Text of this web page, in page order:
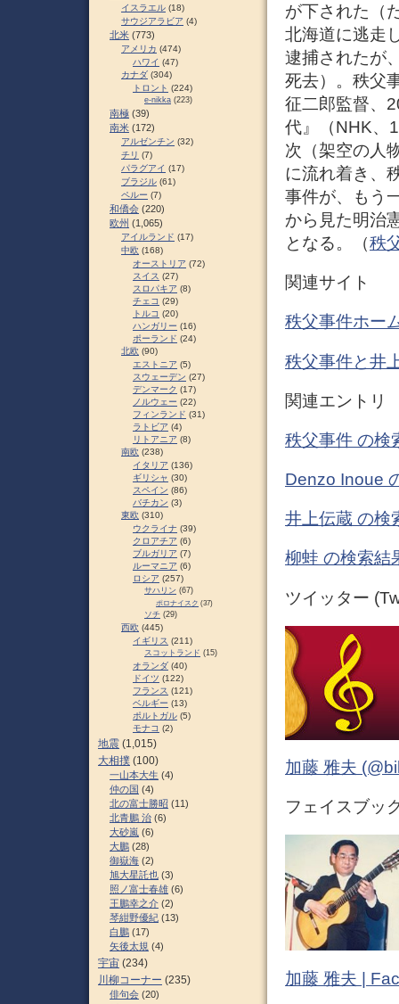
が下された（
北海道に逃走
逮捕されたが
死去）。秩父
征二郎監督、
代』（NHK、
次（架空の人
に流れ着き、
事件が、もう
から見た明治
となる。（秩
関連サイト
秩父事件ホー
秩父事件と井
関連エントリ
秩父事件 の検
Denzo Inoue
井上伝蔵 の検
柳蛙 の検索結
ツイッター
加藤 雅夫
フェイスブッ
加藤 雅夫 |
イスラエル (18)
サウジアラビア (4)
北米 (773)
アメリカ (474)
ハワイ (47)
カナダ (304)
トロント (224)
e-nikka (223)
南極 (39)
南米 (172)
アルゼンチン (32)
チリ (7)
パラグアイ (17)
ブラジル (61)
ペルー (7)
和僑会 (220)
欧州 (1,065)
アイルランド (17)
中欧 (168)
オーストリア (72)
スイス (27)
スロパキア (8)
チェコ (29)
トルコ (20)
ハンガリー (16)
ポーランド (24)
北欧 (90)
エストニア (5)
スウェーデン (27)
デンマーク (17)
ノルウェー (22)
フィンランド (31)
ラトビア (4)
リトアニア (8)
南欧 (238)
イタリア (136)
ギリシャ (30)
スペイン (86)
バチカン (3)
東欧 (310)
ウクライナ (39)
クロアチア (6)
ブルガリア (7)
ルーマニア (6)
ロシア (257)
サハリン (67)
ポロナイスク (37)
ソチ (29)
西欧 (445)
イギリス (211)
スコットランド (15)
オランダ (40)
ドイツ (122)
フランス (121)
ベルギー (13)
ポルトガル (5)
モナコ (2)
地震 (1,015)
大相撲 (100)
一山本大生 (4)
仲の国 (4)
北の富士勝昭 (11)
北青鵬 治 (6)
大砂嵐 (6)
大鵬 (28)
御嶽海 (2)
旭大星託也 (3)
照ノ富士春雄 (6)
王鵬幸之介 (2)
琴紺野優紀 (13)
白鵬 (17)
矢後太規 (4)
宇宙 (234)
川柳コーナー (235)
俳句会 (20)